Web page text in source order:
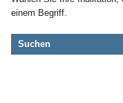
einem Begriff.
Suchen